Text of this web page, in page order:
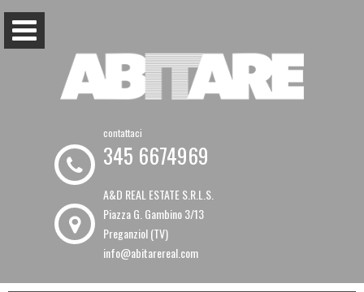
contattaci
345 6674969
A&D REAL ESTATE S.R.L.S.
Piazza G. Gambino 3/13
Preganziol (TV)
info@abitarereal.com